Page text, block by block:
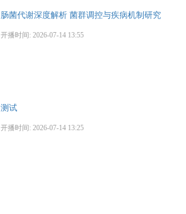
肠菌代谢深度解析 菌群调控与疾病机制研究
开播时间: 2026-07-14 13:55
测试
开播时间: 2026-07-14 13:25